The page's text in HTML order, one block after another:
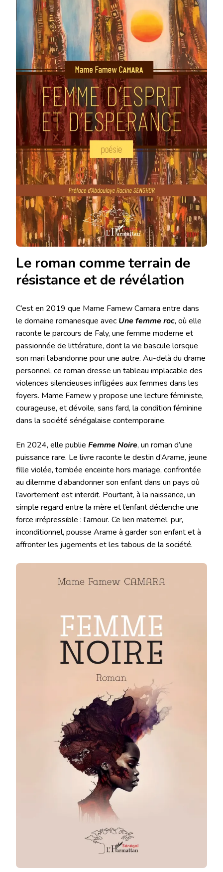
Le roman comme terrain de
résistance et de révélation
C’est en 2019 que Mame Famew Camara entre dans
le domaine romanesque avec Une femme roc, où elle
raconte le parcours de Faly, une femme moderne et
passionnée de littérature, dont la vie bascule lorsque
son mari l’abandonne pour une autre. Au-delà du drame
personnel, ce roman dresse un tableau implacable des
violences silencieuses infligées aux femmes dans les
foyers. Mame Famew y propose une lecture féministe,
courageuse, et dévoile, sans fard, la condition féminine
dans la société sénégalaise contemporaine.
En 2024, elle publie Femme Noire, un roman d’une
puissance rare. Le livre raconte le destin d’Arame, jeune
fille violée, tombée enceinte hors mariage, confrontée
au dilemme d’abandonner son enfant dans un pays où
l’avortement est interdit. Pourtant, à la naissance, un
simple regard entre la mère et l’enfant déclenche une
force irrépressible : l’amour. Ce lien maternel, pur,
inconditionnel, pousse Arame à garder son enfant et à
affronter les jugements et les tabous de la société.